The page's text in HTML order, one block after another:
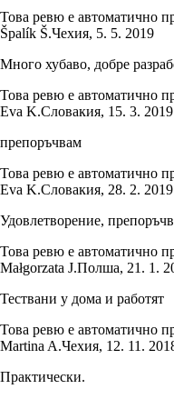
Това ревю е автоматично
Špalík Š.Чехия, 5. 5. 2019
Много хубаво, добре
Това ревю е автоматично
Eva K.Словакия, 15. 3. 2019
препоръчвам
Това ревю е автоматично
Eva K.Словакия, 28. 2. 2019
Удовлетворение,
Това ревю е автоматично
Małgorzata J.Полша, 21. 1.
Тествани у дома и работят
Това ревю е автоматично
Martina A.Чехия, 12. 11.
Практически.